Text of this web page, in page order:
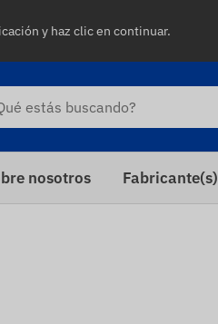
y haz clic en continuar.
nosotros Fabricante(s)